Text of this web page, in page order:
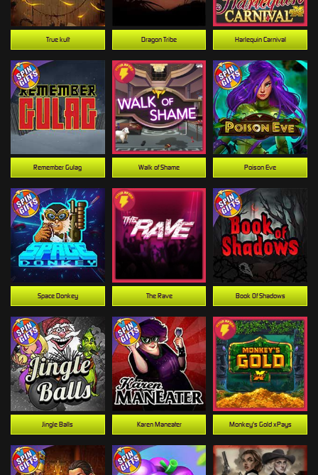
Book Of Shadows
Space Donkey
Monkey's Gold xPays
Poison Eve
Dragon Tribe
Jingle Balls
Harlequin Carnival
Walk of Shame
Remember Gulag
Karen Maneater
True kult
The Rave